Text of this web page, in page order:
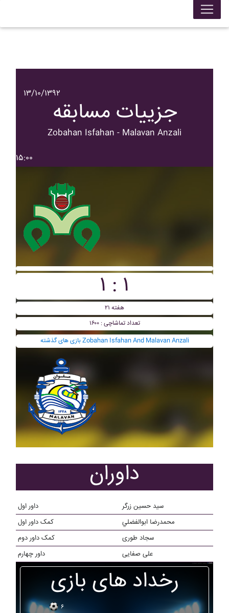
۱۳/۱۰/۱۳۹۲
جزییات مسابقه
Zobahan Isfahan - Malavan Anzali
۱۵:۰۰
۱ : ۱
هفته ۲۱
تعداد تماشاچی : ۱۶۰۰
بازی های گذشته Zobahan Isfahan And Malavan Anzali
داوران
داور اول
سید حسین زرگر
کمک داور اول
محمدرضا ابوالفضلي
کمک داور دوم
سجاد طوری
داور چهارم
علی صفایی
رخداد های بازی
۶